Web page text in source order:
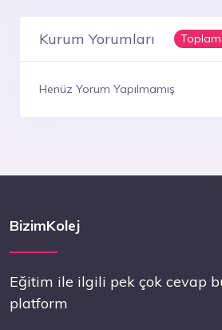
Kurum Yorumları
Henüz Yorum Yapılmamış
BizimKolej
Eğitim ile ilgili pek çok cevap
platform